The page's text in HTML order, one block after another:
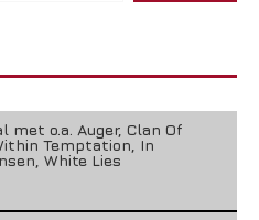
met o.a. Auger, Clan Of
Temptation, In
White Lies